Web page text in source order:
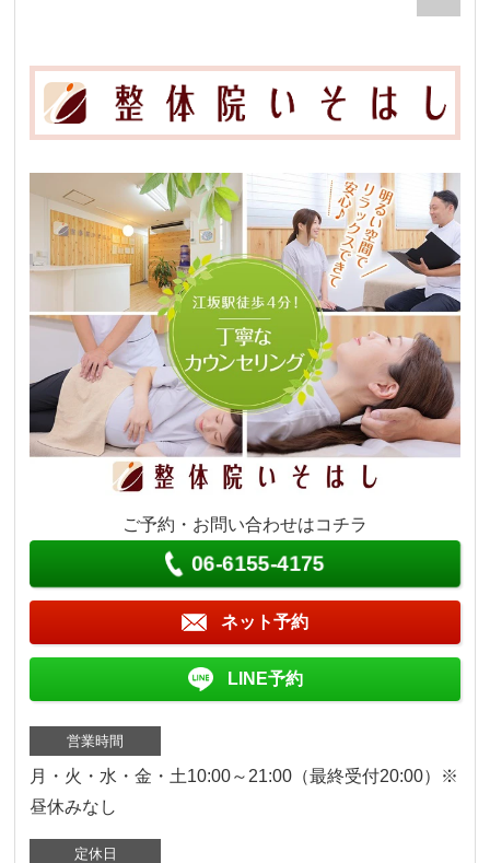
ご予約・お問い合わせはコチラ
06-6155-4175
ネット予約
LINE予約
営業時間
月・火・水・金・土10:00～21:00（最終受付20:00）※
昼休みなし
定休日